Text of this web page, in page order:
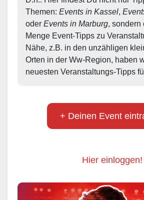
Themen: Events in Kassel,
oder Events in Marburg, sondern
Menge Event-Tipps zu
Nähe, z.B. in den unzähligen
Orten in der Ww-Region, haben
neuesten Veranstaltungs-Tipps
+ Deinen Event
Hier einloggen!